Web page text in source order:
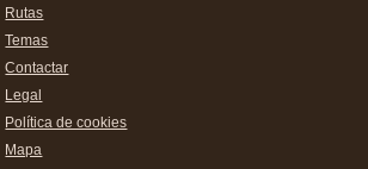
Rutas
Temas
Contactar
Legal
Política de cookies
Mapa